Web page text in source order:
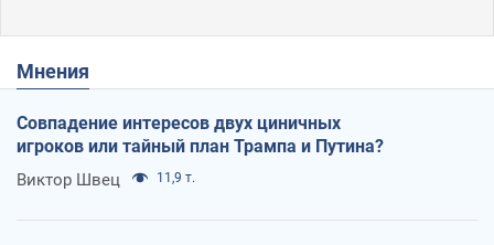
Мнения
Совпадение интересов двух циничных
игроков или тайный план Трампа и Путина?
Виктор Швец 11,9 т.